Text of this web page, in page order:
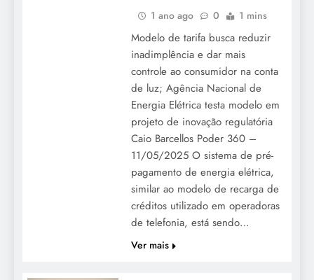
1 ano ago 0 1 mins
Modelo de tarifa busca reduzir
inadimplência e dar mais
controle ao consumidor na conta
de luz; Agência Nacional de
Energia Elétrica testa modelo em
projeto de inovação regulatória
Caio Barcellos Poder 360 –
11/05/2025 O sistema de pré-
pagamento de energia elétrica,
similar ao modelo de recarga de
créditos utilizado em operadoras
de telefonia, está sendo…
Ver mais